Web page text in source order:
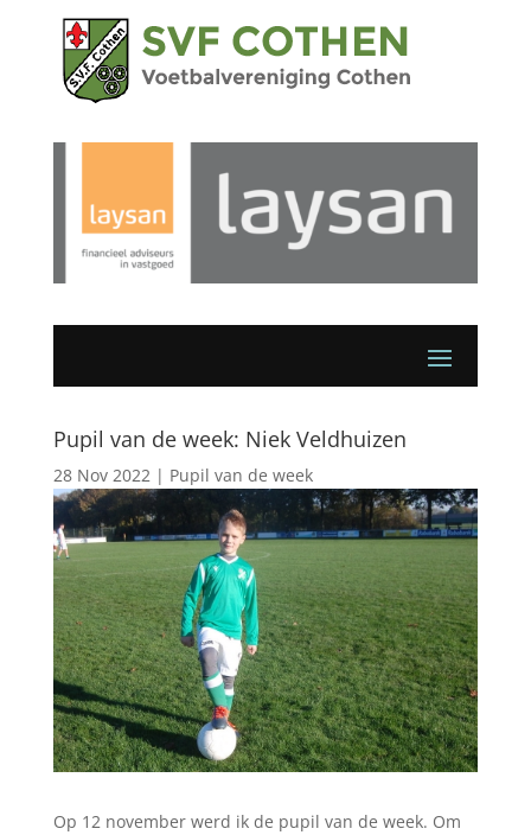
Pupil van de week: Niek Veldhuizen
28 Nov 2022| Pupil van de week
Op 12 november werd ik de pupil van de week. Om